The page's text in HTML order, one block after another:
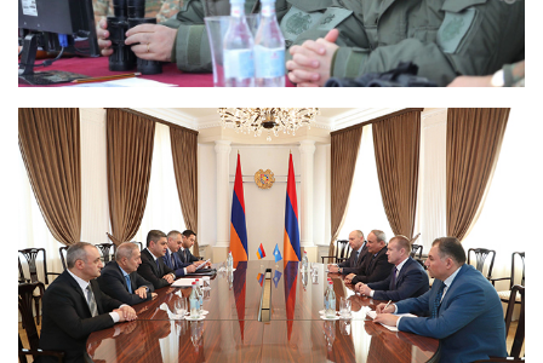
ռուսական ռազմական դաշինքին ոչինչ չի սպառնում,
թե’ նաև Բաքվին ու Անկարային: ՌԴ-ի ռազմաբազան
նպաստում է ՀՀ-ի ազգային անվտանգության
ապահովմանն ու ապահովագրում է ՀՀ-ի արևմտյան
սահմանն ու թիկունքը Ադրբեջանի հետ հնարավոր
պատերազմի պարագայում: Դրան զուգահեռ ԵԿՄ
նախագահ ընտրվեց Սասուն Միքայելյանը, ով
պատերազմի վետերան է և հարգանք է վայելում
ազատամարտիկների շրջանում, ինչպես նաև
Փաշինյանի թիմի անդամ է, ինչը ենթադրում է
պետության կողմից ավելի մեծ ուշադրության և
ռեսուրսների տրամադրում ԵԿՄ-ին: ԵԿՄ-ն, ինչպես
հայտնի է, պատրաստված ռեզերվիստների կուռ
կոլեկտիվ է՝ պատերազմով անցած ջոկատների
միավորում, որն օպերատիվ ռեզերվի դերակատարում
կարող է կատարել ու ուղղվել Արցախի առաջնագիծ ու
հայ-ադրբեջանական սահման՝ Նախիջևանի
ուղղություն, Տավուշ և այլն: Փաշինյանի
հայտարարության մեջ նկատվում է ևս մեկ մեսիջ՝
Արցախի դեմ նոր պատերազմի դեպքում հայկական
ուժերն Ադրբեջանին պարտադրելու են